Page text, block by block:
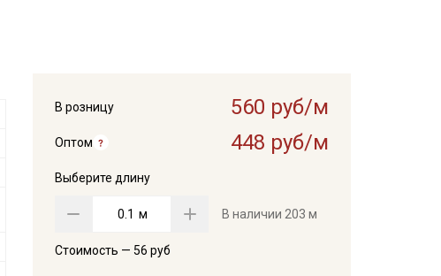
В розницу 560 руб/м
Оптом 448 руб/м
Выберите длину
м В наличии 203 м
Стоимость — 56 руб